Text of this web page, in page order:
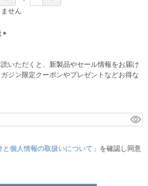
せん
須
)
いただくと、新製品やセール情報をお届け
ジン限定クーポンやプレゼントなどお得な
と個人情報の取扱いについて」 を確認し同意